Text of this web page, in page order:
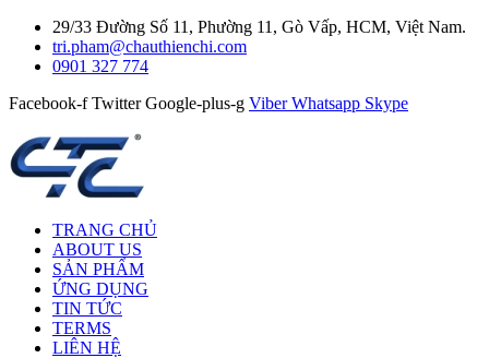
29/33 Đường Số 11, Phường 11, Gò Vấp, HCM, Việt Nam.
tri.pham@chauthienchi.com
0901 327 774
Facebook-f Twitter Google-plus-g Viber Whatsapp Skype
TRANG CHỦ
ABOUT US
SẢN PHẨM
ỨNG DỤNG
TIN TỨC
TERMS
LIÊN HỆ